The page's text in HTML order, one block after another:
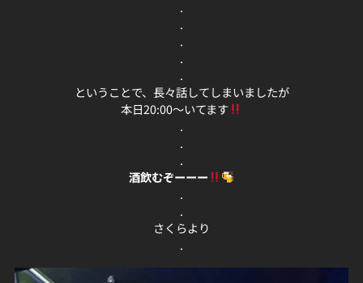
.
.
.
.
.
ということで、長々話してしまいましたが
本日20:00〜いてます
.
.
.
酒飲むぞーーー
.
.
さくらより
.